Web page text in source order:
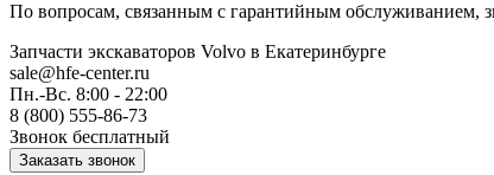
По вопросам, связанным с гарантийным обслуживанием,
Запчасти экскаваторов Volvo в Екатеринбурге
sale@hfe-center.ru
Пн.-Вс. 8:00 - 22:00
8 (800) 555-86-73
Звонок бесплатный